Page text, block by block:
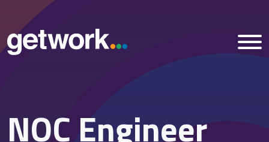
Home
NOC Engineer